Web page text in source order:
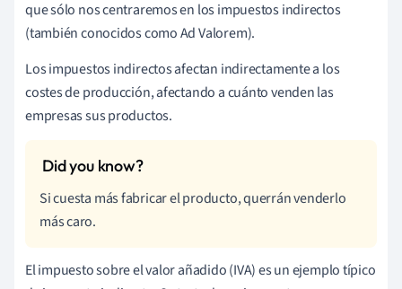
que sólo nos centraremos en los impuestos indirectos
(también conocidos como Ad Valorem).
Los impuestos indirectos afectan indirectamente a los
costes de producción, afectando a cuánto venden las
empresas sus productos.
Si cuesta más fabricar el producto, querrán venderlo
más caro.
El impuesto sobre el valor añadido (IVA) es un ejemplo típico